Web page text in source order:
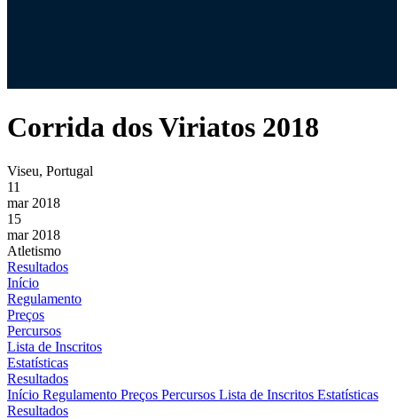
Corrida dos Viriatos 2018
Viseu, Portugal
11
mar 2018
15
mar 2018
Atletismo
Resultados
Início
Regulamento
Preços
Percursos
Lista de Inscritos
Estatísticas
Resultados
Início Regulamento Preços Percursos Lista de Inscritos Estatísticas
Resultados